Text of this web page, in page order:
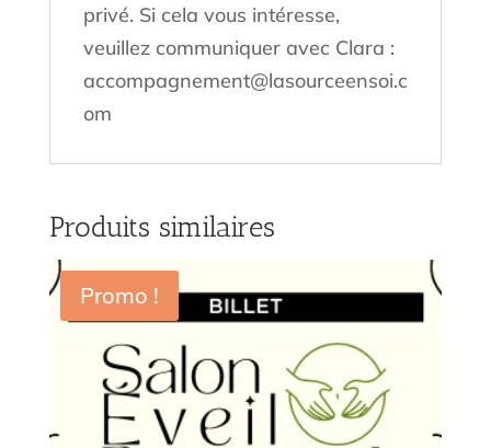
privé. Si cela vous intéresse,
veuillez communiquer avec Clara :
accompagnement@lasourceensoi.c
om
Produits similaires
Promo !